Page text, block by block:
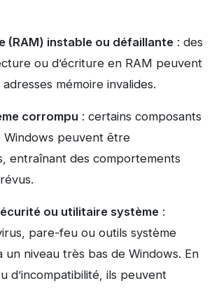
(RAM) instable ou défaillante : des
ou d’écriture en RAM peuvent
mémoire invalides.
corrompu : certains composants
Windows peuvent être
entraînant des comportements
ou utilitaire système :
pare-feu ou outils système
un niveau très bas de Windows. En
d’incompatibilité, ils peuvent